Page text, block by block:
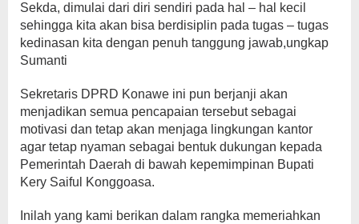
Sekda, dimulai dari diri sendiri pada hal – hal kecil
sehingga kita akan bisa berdisiplin pada tugas – tugas
kedinasan kita dengan penuh tanggung jawab,ungkap
Sumanti
Sekretaris DPRD Konawe ini pun berjanji akan
menjadikan semua pencapaian tersebut sebagai
motivasi dan tetap akan menjaga lingkungan kantor
agar tetap nyaman sebagai bentuk dukungan kepada
Pemerintah Daerah di bawah kepemimpinan Bupati
Kery Saiful Konggoasa.
Inilah yang kami berikan dalam rangka memeriahkan